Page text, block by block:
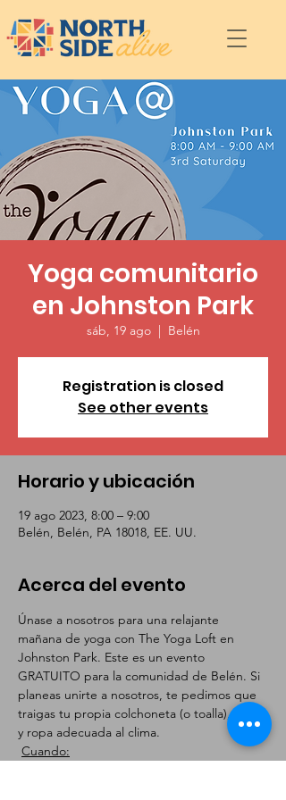
Yoga comunitario
en Johnston Park
sáb, 19 ago
  |
Belén
Registration is closed
See other events
Horario y ubicación
19 ago 2023, 8:00 – 9:00
Belén, Belén, PA 18018, EE. UU.
Acerca del evento
Únase a nosotros para una relajante
mañana de yoga con The Yoga Loft en
Johnston Park. Este es un evento
GRATUITO para la comunidad de Belén. Si
planeas unirte a nosotros, te pedimos que
traigas tu propia colchoneta (o toalla), agua
y ropa adecuada al clima.
Cuando: